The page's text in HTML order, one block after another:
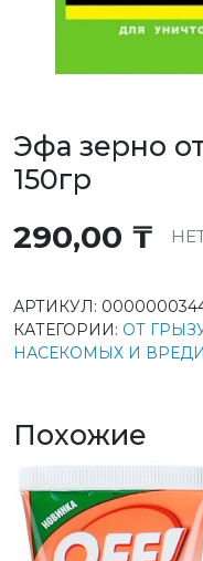
Эфа зерно
150гр
290,00 ₸
АРТИКУЛ:
КАТЕГОРИИ: ОТ
НАСЕКОМЫХ И
Похожие